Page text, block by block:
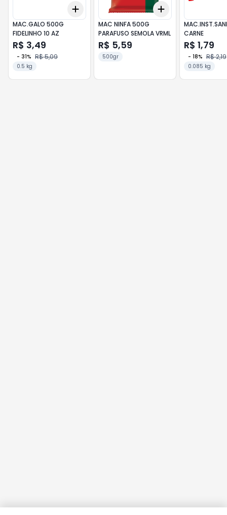
5 +10
Add
MAC.GALO 500G
FIDELINHO 10 AZ
R$ 3,49
- 31% R$ 5,09
0.5 kg
Add
MAC NINFA 500G
PARAFUSO SEMOLA VRML
R$ 5,59
500gr
CARNE
R$ 1,79
- 18% R$ 2,19
0.085 kg